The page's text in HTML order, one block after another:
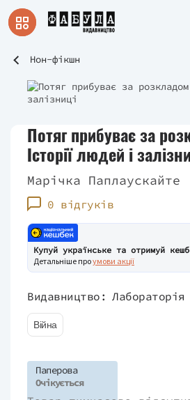
Нон-фікшн
Потяг прибуває за
Історії людей і
Марічка Паплаускайте
0 відгуків
Купуй українське та отримуй
Детальніше проумови акції
Видавництво: Лабораторія
Війна
Паперова
Очікується